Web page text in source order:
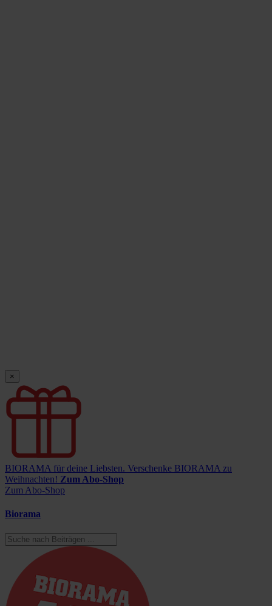
×
BIORAMA für deine Liebsten. Verschenke BIORAMA zu
Weihnachten! Zum Abo-Shop
Zum Abo-Shop
Biorama